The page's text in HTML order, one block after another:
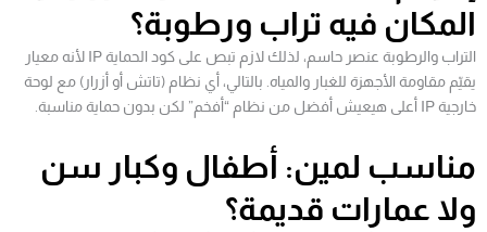
المكان فيه تراب ورطوبة؟
التراب والرطوبة عنصر حاسم، لذلك لازم تبص على كود الحماية IP لأنه معيار
يقيّم مقاومة الأجهزة للغبار والمياه. بالتالي، أي نظام (تاتش أو أزرار) مع لوحة
خارجية IP أعلى هيعيش أفضل من نظام “أفخم” لكن بدون حماية مناسبة.
مناسب لمين: أطفال وكبار سن
ولا عمارات قديمة؟